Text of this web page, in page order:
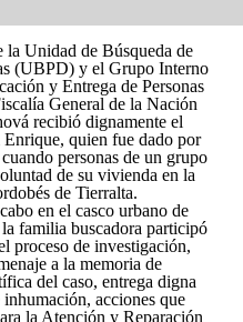
según solicitudes de
para la búsqueda
la Unidad de Búsqueda de
(UBPD) y el Grupo Interno
y Entrega de Personas
General de la Nación
recibió dignamente el
quien fue dado por
personas de un grupo
de su vivienda en la
de Tierralta.
en el casco urbano de
familia buscadora participó
proceso de investigación,
a la memoria de
del caso, entrega digna
acciones que
la Atención y Reparación